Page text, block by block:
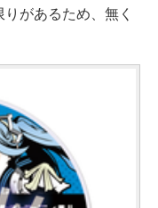
があるため、無く